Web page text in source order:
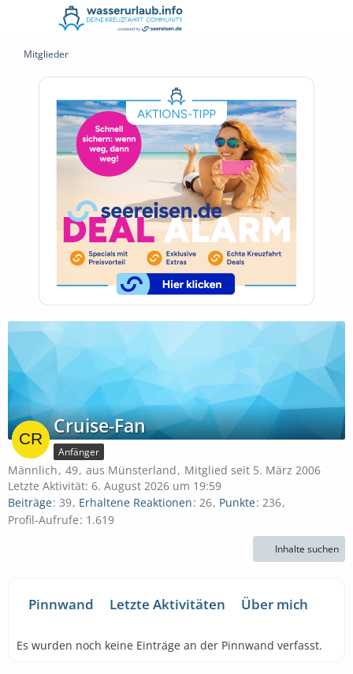
Mitglieder
Cruise-Fan
Anfänger
Männlich 49 aus Münsterland
Mitglied seit 5. März 2006
Letzte Aktivität: 6. August 2026 um 19:59
Beiträge 39 Erhaltene Reaktionen 26 Punkte 236
Profil-Aufrufe 1.619
Inhalte suchen
Pinnwand Letzte Aktivitäten Über mich
Es wurden noch keine Einträge an der Pinnwand verfasst.